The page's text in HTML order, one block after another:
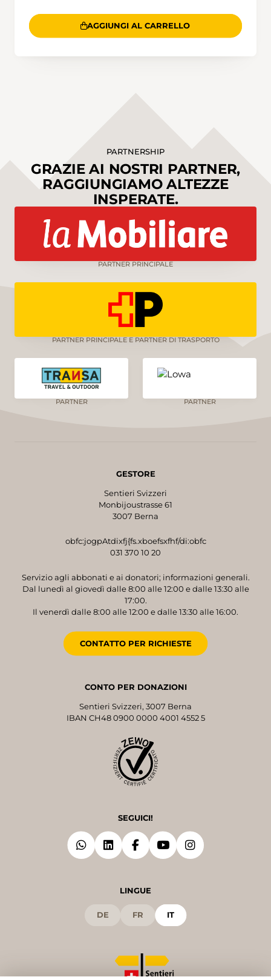
AGGIUNGI AL CARRELLO
PARTNERSHIP
GRAZIE AI NOSTRI PARTNER,
RAGGIUNGIAMO ALTEZZE
INSPERATE.
PARTNER PRINCIPALE
PARTNER PRINCIPALE E PARTNER DI TRASPORTO
PARTNER PARTNER
GESTORE
Sentieri Svizzeri
Monbijoustrasse 61
3007 Berna
obfc:jogpAtdixfj{fs.xboefsxfhf/di:obfc
031 370 10 20
Servizio agli abbonati e ai donatori; informazioni generali.
Dal lunedì al giovedì dalle 8:00 alle 12:00 e dalle 13:30 alle
17:00.
Il venerdì dalle 8:00 alle 12:00 e dalle 13:30 alle 16:00.
CONTATTO PER RICHIESTE
CONTO PER DONAZIONI
Sentieri Svizzeri, 3007 Berna
IBAN CH48 0900 0000 4001 4552 5
SEGUICI!
LINGUE
DE FR IT